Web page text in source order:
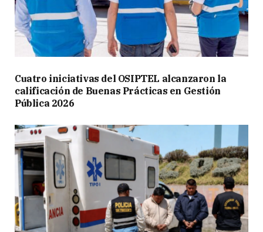
Cuatro iniciativas del OSIPTEL alcanzaron la
calificación de Buenas Prácticas en Gestión
Pública 2026